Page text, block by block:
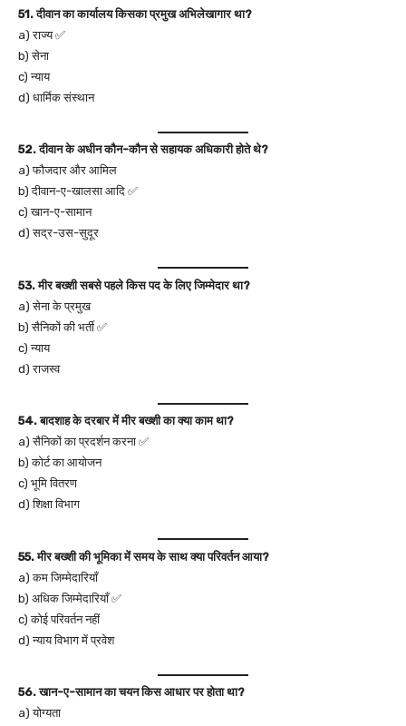
51. दीवान का कार्यालय किसका प्रमुख अभिलेखागार था?
a) राज्य ✅
b) सेना
c) न्याय
d) धार्मिक संस्थान
52. दीवान के अधीन कौन-कौन से सहायक अधिकारी होते थे?
a) फौजदार और आमिल
b) दीवान-ए-खालसा आदि ✅
c) खान-ए-सामान
d) सद्र-उस-सुदूर
53. मीर बख्शी सबसे पहले किस पद के लिए जिम्मेदार था?
a) सेना के प्रमुख
b) सैनिकों की भर्ती ✅
c) न्याय
d) राजस्व
54. बादशाह के दरबार में मीर बख्शी का क्या काम था?
a) सैनिकों का प्रदर्शन करना ✅
b) कोर्ट का आयोजन
c) भूमि वितरण
d) शिक्षा विभाग
55. मीर बख्शी की भूमिका में समय के साथ क्या परिवर्तन आया?
a) कम जिम्मेदारियाँ
b) अधिक जिम्मेदारियाँ ✅
c) कोई परिवर्तन नहीं
d) न्याय विभाग में प्रवेश
56. खान-ए-सामान का चयन किस आधार पर होता था?
a) योग्यता